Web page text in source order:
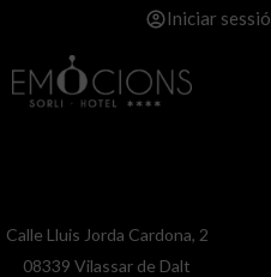
Iniciar sessió
Calle Lluis Jorda Cardona, 2
08339 Vilassar de Dalt